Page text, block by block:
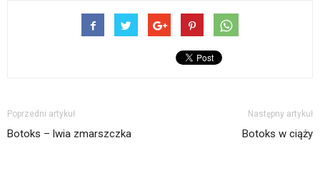
Poprzedni artykuł
Botoks – lwia zmarszczka
Następny artykuł
Botoks w ciąży